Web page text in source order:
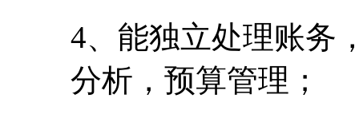
4、能独立处理账务
分析，预算管理；